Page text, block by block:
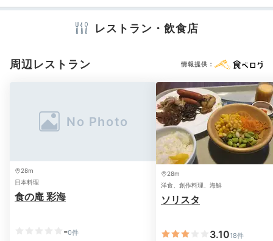
ワンオペの大浴場が不安だったので、チェックイン前に電話で家族
18:30
夜景を見ながら
冷蔵庫 スリッパ セーフティボックス
歯ブラシ カミソリ シャンプー
コンディショナー
ドライヤー
お茶セット 加湿器
※設備・アメニティは、確認が取れている情報を表示しています。
レストラン・飲食店
周辺レストラン 情報提供：
28m
日本料理
食の庵 彩海
-0件
28m
洋食、創作料理、海鮮
ソリスタ
3.1018件